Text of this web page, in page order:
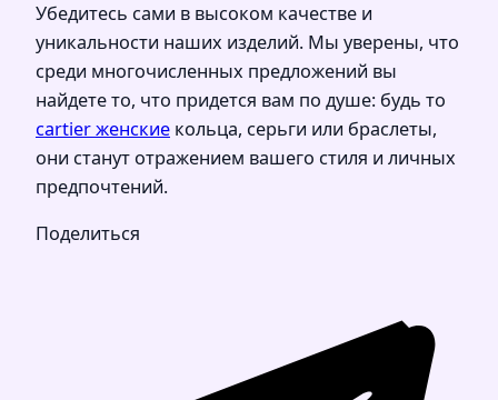
Убедитесь сами в высоком качестве и
уникальности наших изделий. Мы уверены, что
среди многочисленных предложений вы
найдете то, что придется вам по душе: будь то
cartier женские кольца, серьги или браслеты,
они станут отражением вашего стиля и личных
предпочтений.
Поделиться